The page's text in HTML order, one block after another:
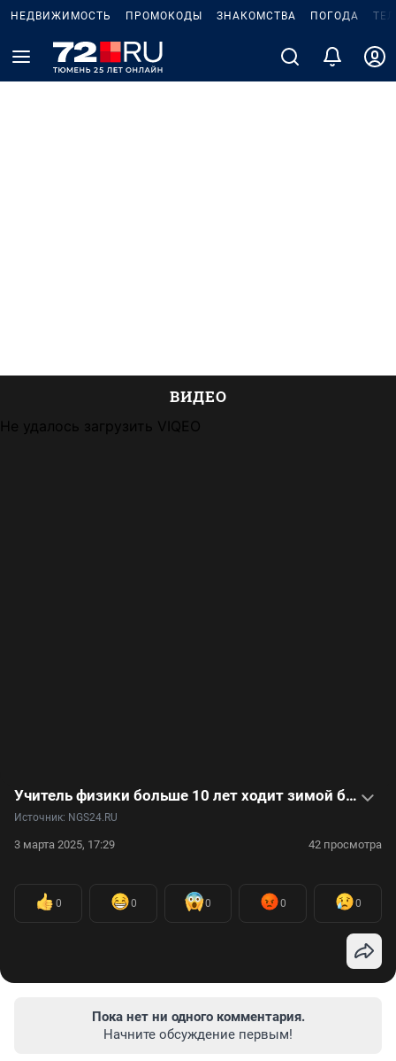
НЕДВИЖИМОСТЬ ПРОМОКОДЫ ЗНАКОМСТВА ПОГОДА
ВИДЕО
Не удалось загрузить VIQEO
Учитель физики больше 10 лет ходит зимой без пуховика — видео
Источник: NGS24.RU
3 марта 2025, 17:29 42 просмотра
0 0 0 0 0
Пока нет ни одного комментария.
Начните обсуждение первым!